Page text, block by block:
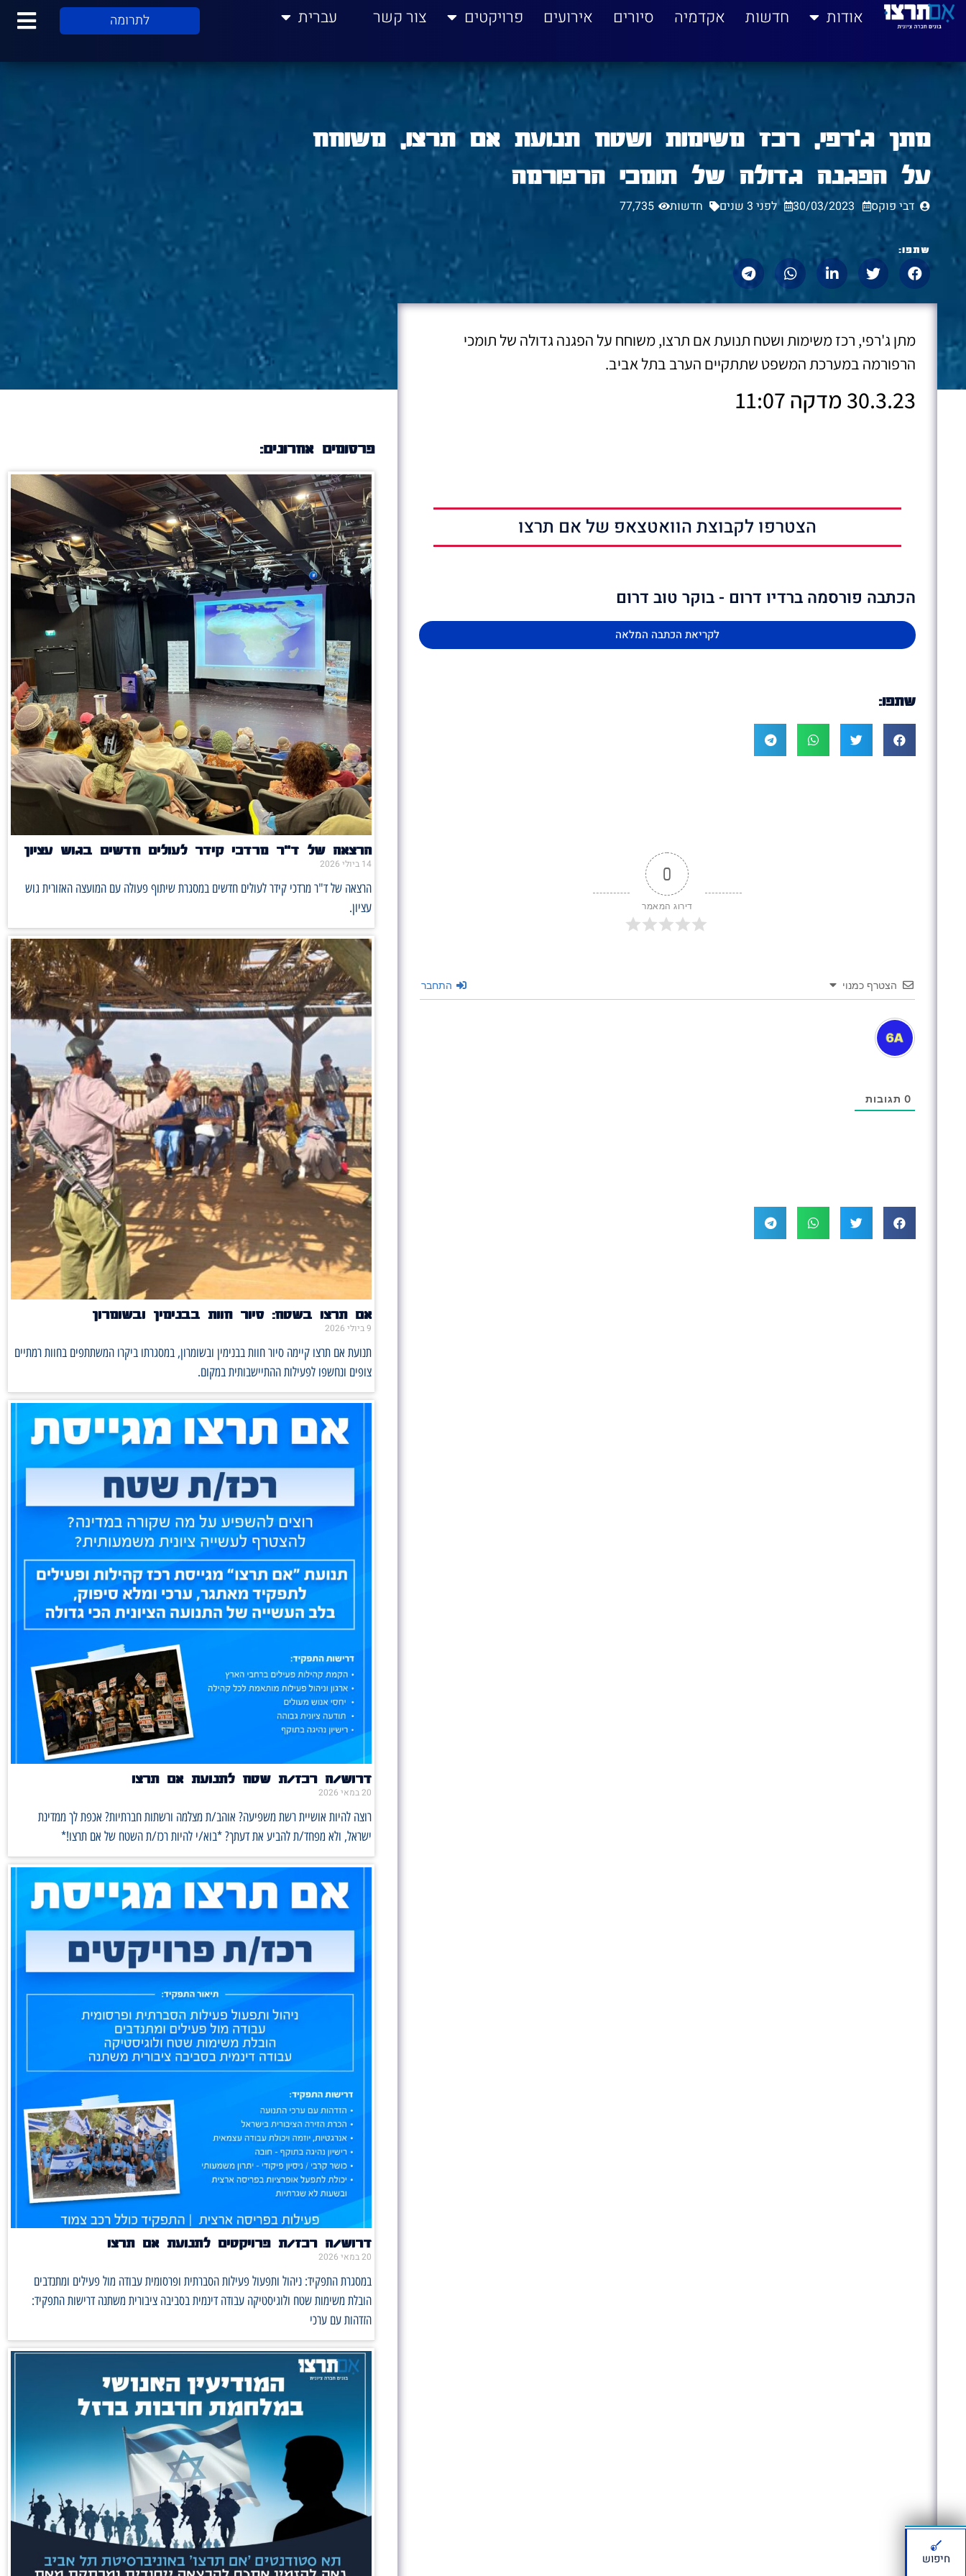
לתוכן אודות חדשות אקדמיה סיורים אירועים פרויקטים צור קשר עברית לתרומה
מתן ג'רפי, רכז משימות ושטח תנועת אם תרצו, משוחח
על הפגנה גדולה של תומכי הרפורמה
דבי פוקס 30/03/2023 לפני 3 שנים חדשות 77,735
שתפו:
מתן ג'רפי, רכז משימות ושטח תנועת אם תרצו, משוחח על הפגנה גדולה של תומכי
הרפורמה במערכת המשפט שתתקיים הערב בתל אביב.
30.3.23 מדקה 11:07
הצטרפו לקבוצת הוואטצאפ של אם תרצו
הכתבה פורסמה ברדיו דרום - בוקר טוב דרום
לקריאת הכתבה המלאה
שתפו:
0
דירוג המאמר
הצטרף כמנוי התחבר
0 תגובות
פרסומים אחרונים:
הרצאה של ד"ר מרדכי קידר לעולים חדשים בגוש עציון
14 ביולי 2026
הרצאה של ד"ר מרדכי קידר לעולים חדשים במסגרת שיתוף פעולה עם המועצה האזורית גוש
עציון.
אם תרצו בשטח: סיור חוות בבנימין ובשומרון
9 ביולי 2026
תנועת אם תרצו קיימה סיור חוות בבנימין ובשומרון, במסגרתו ביקרו המשתתפים בחוות רמתיים
צופים ונחשפו לפעילות ההתיישבותית במקום.
דרוש/ה רכז/ת שטח לתנועת אם תרצו
20 במאי 2026
רוצה להיות אושיית רשת משפיעה? אוהב/ת מצלמה ורשתות חברתיות? אכפת לך ממדינת
ישראל, ולא מפחד/ת להביע את דעתך? *בוא/י להיות רכז/ת השטח של אם תרצו!*
דרוש/ה רכז/ת פרויקטים לתנועת אם תרצו
20 במאי 2026
במסגרת התפקיד: ניהול ותפעול פעילות הסברתית ופרסומית עבודה מול פעילים ומתנדבים
הובלת משימות שטח ולוגיסטיקה עבודה דינמית בסביבה ציבורית משתנה דרישות התפקיד:
הזדהות עם ערכי
חיפוש